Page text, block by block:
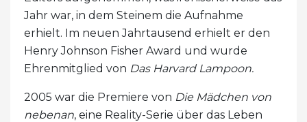
Jahr war, in dem Steinem die Aufnahme
erhielt. Im neuen Jahrtausend erhielt er den
Henry Johnson Fisher Award und wurde
Ehrenmitglied von Das Harvard Lampoon.
2005 war die Premiere von Die Mädchen von
nebenan, eine Reality-Serie über das Leben